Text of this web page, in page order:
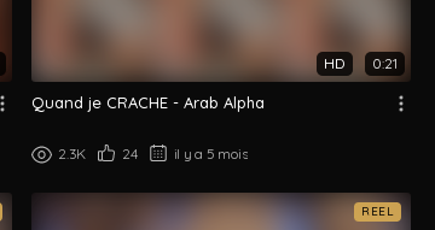
HD 0:21
Quand je CRACHE - Arab Alpha
2.3K 24 il y a 5 mois
REEL